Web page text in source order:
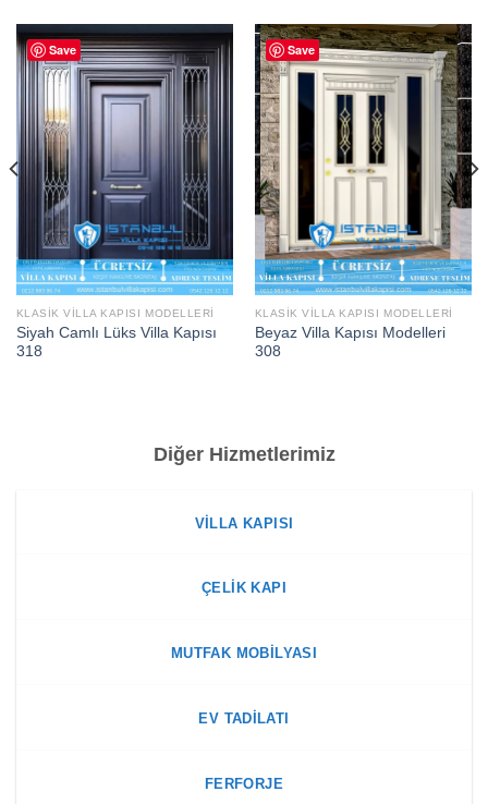
Save
KLASIK VILLA KAPISI MODELLERI
Siyah Camlı Lüks Villa Kapısı
318
Save
KLASIK VILLA KAPISI MODELLERI
Beyaz Villa Kapısı Modelleri
308
Diğer Hizmetlerimiz
VILLA KAPISI
ÇELIK KAPI
MUTFAK MOBILYASI
EV TADILATI
FERFORJE